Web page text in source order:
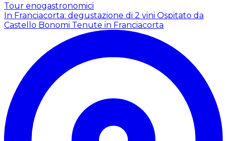
Tour enogastronomici
In Franciacorta: degustazione di 2 vini Ospitato da
Castello Bonomi Tenute in Franciacorta